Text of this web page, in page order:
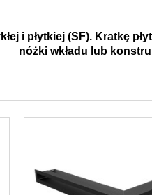
i płytkiej (SF). Kratkę
nóżki wkładu lub